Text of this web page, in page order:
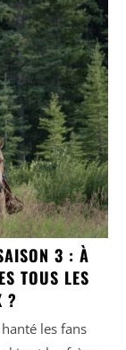
3 : À
TOUS LES
?
les fans